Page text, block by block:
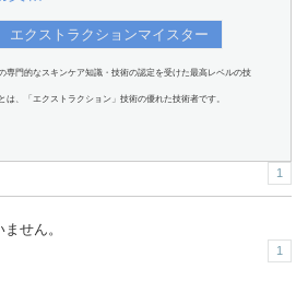
エクストラクションマイスター
専門的なスキンケア知識・技術の認定を受けた最高レベルの技
は、「エクストラクション」技術の優れた技術者です。
1
せん。
1